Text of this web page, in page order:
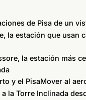
de Pisa de un
la estación que usan
la estación más
y el PisaMover al
la Torre Inclinada